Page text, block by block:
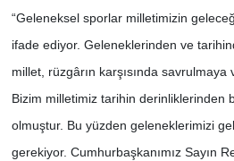
“Geleneksel sporlar milletimizin
ifade ediyor. Geleneklerinden ve
millet, rüzgârın karşısında
Bizim milletimiz tarihin derinliklerinden
olmuştur. Bu yüzden geleneklerimizi
gerekiyor. Cumhurbaşkanımız Sayın